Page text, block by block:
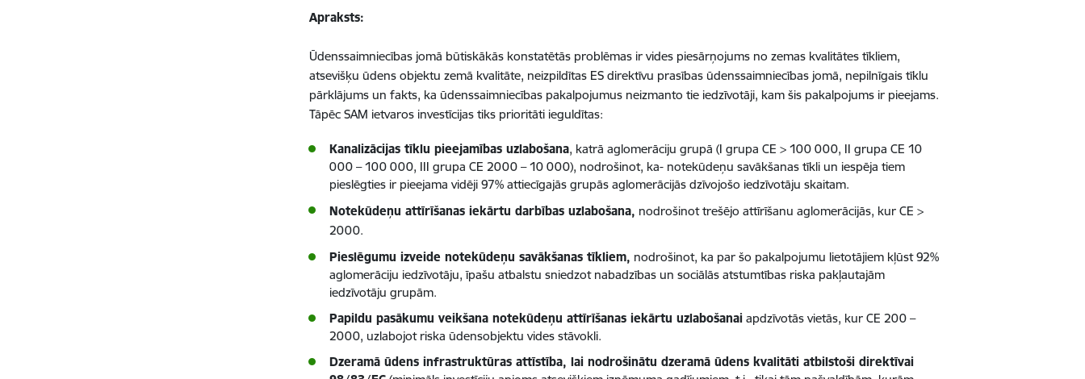
Apraksts:
Ūdenssaimniecības jomā būtiskākās konstatētās problēmas ir vides piesārņojums no zemas kvalitātes tīkliem,
atsevišķu ūdens objektu zemā kvalitāte, neizpildītas ES direktīvu prasības ūdenssaimniecības jomā, nepilnīgais tīklu
pārklājums un fakts, ka ūdenssaimniecības pakalpojumus neizmanto tie iedzīvotāji, kam šis pakalpojums ir pieejams.
Tāpēc SAM ietvaros investīcijas tiks prioritāti ieguldītas:
Kanalizācijas tīklu pieejamības uzlabošana, katrā aglomerāciju grupā (I grupa CE > 100 000, II grupa CE 10
000 – 100 000, III grupa CE 2000 – 10 000), nodrošinot, ka- notekūdeņu savākšanas tīkli un iespēja tiem
pieslēgties ir pieejama vidēji 97% attiecīgajās grupās aglomerācijās dzīvojošo iedzīvotāju skaitam.
Notekūdeņu attīrīšanas iekārtu darbības uzlabošana, nodrošinot trešējoattīrīšanu aglomerācijās, kur CE >
2000.
Pieslēgumu izveide notekūdeņu savākšanas tīkliem, nodrošinot, ka par šo pakalpojumu lietotājiem kļūst 92%
aglomerāciju iedzīvotāju, īpašu atbalstu sniedzot nabadzības un sociālās atstumtības riska pakļautajām
iedzīvotāju grupām.
Papildu pasākumu veikšana notekūdeņu attīrīšanas iekārtu uzlabošanai apdzīvotās vietās, kur CE 200 –
2000, uzlabojot riska ūdensobjektu vides stāvokli.
Dzeramā ūdens infrastruktūras attīstība, lai nodrošinātu dzeramā ūdens kvalitāti atbilstoši direktīvai